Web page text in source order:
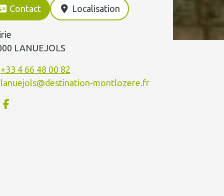
Contact Localisation
LANUEJOLS
+33 4 66 48 00 82
lanuejols@destination-montlozere.fr